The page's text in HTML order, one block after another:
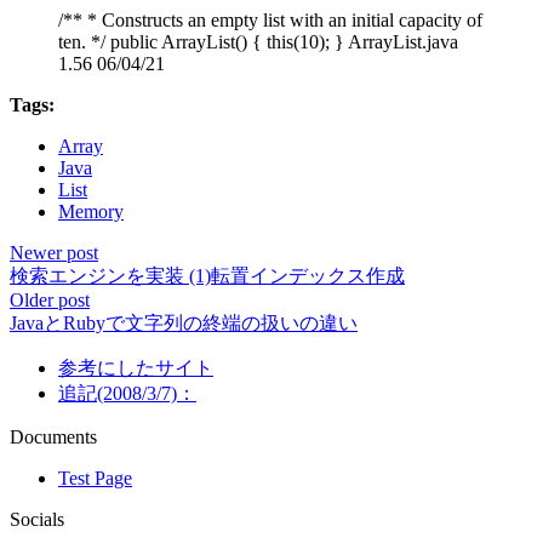
/** * Constructs an empty list with an initial capacity of
ten. */ public ArrayList() { this(10); } ArrayList.java
1.56 06/04/21
Tags:
Array
Java
List
Memory
Newer post
検索エンジンを実装 (1)転置インデックス作成
Older post
JavaとRubyで文字列の終端の扱いの違い
参考にしたサイト
追記(2008/3/7)：
Documents
Test Page
Socials